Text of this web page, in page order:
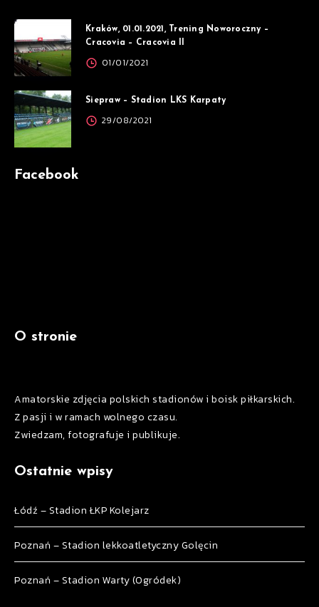
Kraków, 01.01.2021, Trening Noworoczny –
Cracovia – Cracovia II
01/01/2021
Siepraw – Stadion LKS Karpaty
29/08/2021
Facebook
O stronie
Amatorskie zdjęcia polskich stadionów i boisk piłkarskich.
Z pasji i w ramach wolnego czasu.
Zwiedzam, fotografuje i publikuje.
Ostatnie wpisy
Łódź – Stadion ŁKP Kolejarz
Poznań – Stadion lekkoatletyczny Golęcin
Poznań – Stadion Warty (Ogródek)